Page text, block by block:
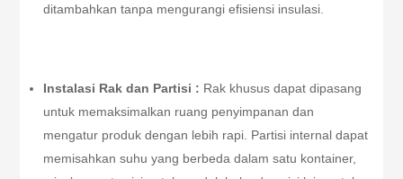
ditambahkan tanpa mengurangi efisiensi insulasi.
Instalasi Rak dan Partisi : Rak khusus dapat dipasang
untuk memaksimalkan ruang penyimpanan dan
mengatur produk dengan lebih rapi. Partisi internal dapat
memisahkan suhu yang berbeda dalam satu kontainer,